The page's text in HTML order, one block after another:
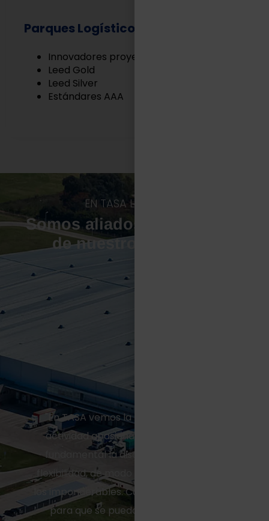
Parques Logísticos
Innovadores proyectos Built to Suit
Leed Gold
Leed Silver
Estándares AAA
EN TASA LOGÍSTICA
Somos aliados estratégicos
de nuestros clientes.
"En TASA vemos la logística como una
actividad apasionante, para la cual es
fundamental la disciplina, el orden y la
flexibilidad, de modo tal de resolver todos
los imponderables. Cumplimos un rol clave
para que se puedan hacer negocios